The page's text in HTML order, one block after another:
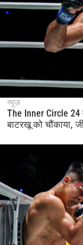
न्यूज़
The Inner Circle
बाटरखू को चौंकाया,